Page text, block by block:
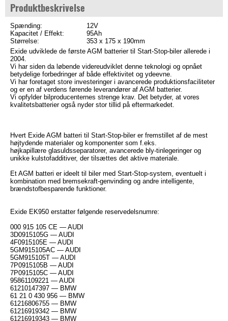
Produktbeskrivelse
Spænding:
12V
Kapacitet / Effekt:
95Ah
Størrelse:
353 x 175 x 190mm
Exide udviklede de første AGM batterier til Start-Stop-biler allerede i
2004.
Vi har siden da løbende videreudviklet denne teknologi og opnået
betydelige forbedringer af både effektivitet og ydeevne.
Vi har foretaget store investeringer i avancerede produktionsfaciliteter
og er en af verdens førende leverandører af AGM batterier.
Vi opfylder bilproducenternes strenge krav. Det betyder, at vores
kvalitetsbatterier også nyder stor tillid på eftermarkedet.
Hvert Exide AGM batteri til Start-Stop-biler er fremstillet af de mest
højtydende materialer og komponenter som f.eks.
højkapillære glasuldsseparatorer, avancerede bly-tinlegeringer og
unikke kulstofadditiver, der tilsættes det aktive materiale.
Et AGM batteri er ideelt til biler med Start-Stop-system, eventuelt i
kombination med bremsekraft-genvinding og andre intelligente,
brændstofbesparende funktioner.
Exide EK950 erstatter følgende reservedelsnumre:
000 915 105 CE — AUDI
3D0915105G — AUDI
4F0915105E — AUDI
5GM915105AC — AUDI
5GM915105T — AUDI
7P0915105B — AUDI
7P0915105C — AUDI
95861109221 — AUDI
61210147397 — BMW
61 21 0 430 956 — BMW
61216806755 — BMW
61216919342 — BMW
61216919343 — BMW